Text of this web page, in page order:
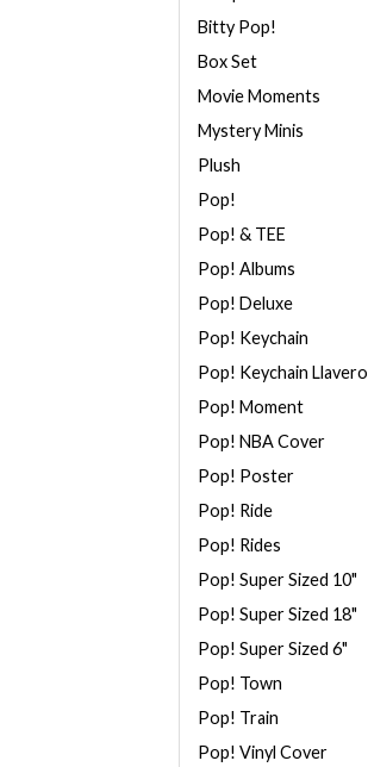
Bitty Pop!
Box Set
Movie Moments
Mystery Minis
Plush
Pop!
Pop! & TEE
Pop! Albums
Pop! Deluxe
Pop! Keychain
Pop! Keychain Llavero
Pop! Moment
Pop! NBA Cover
Pop! Poster
Pop! Ride
Pop! Rides
Pop! Super Sized 10"
Pop! Super Sized 18"
Pop! Super Sized 6"
Pop! Town
Pop! Train
Pop! Vinyl Cover